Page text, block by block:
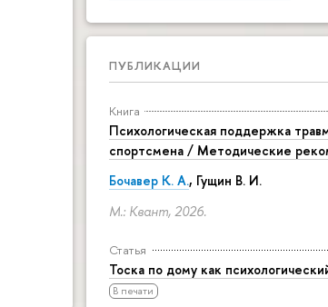
ПУБЛИКАЦИИ
Книга
Психологическая поддержка
спортсмена / Методические
Бочавер К. А., Гущин В. И.
М.: Квант, 2026.
Статья
Тоска по дому как
В печати